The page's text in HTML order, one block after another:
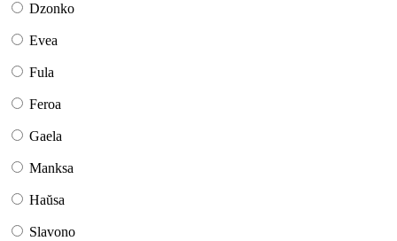
Dzonko
Evea
Fula
Feroa
Gaela
Manksa
Haŭsa
Slavono